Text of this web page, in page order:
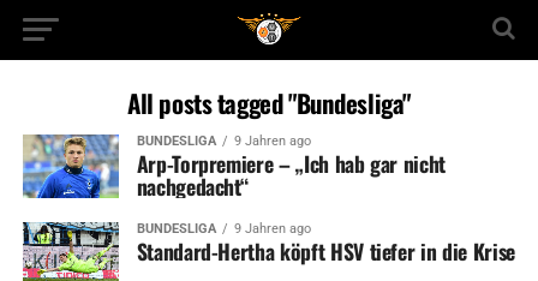
All posts tagged "Bundesliga"
BUNDESLIGA 9 Jahren ago
Arp-Torpremiere – „Ich hab gar nicht
nachgedacht“
BUNDESLIGA 9 Jahren ago
Standard-Hertha köpft HSV tiefer in die Krise